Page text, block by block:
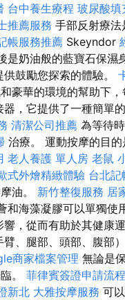
台中養生療程 玻尿酸填
推薦服務 手部反射療法
帳服務推薦 Skeyndor
奶油般的藍寶石保濕
鼓勵您探索的體驗。
豪華的環境的幫助下
，它提供了一種簡單
清潔公司推薦 為等待
治療。 運動按摩的目
老人養護 單人房 老鼠
式外燴精緻體驗 台北記
油。 新竹整復服務 居
和海藻凝膠可以單獨使
，從而有助於其健康
、腿部、頭部、腹部
商家檔案管理 無論是
。 菲律賓簽證申請流程
新北 大雅按摩服務 可